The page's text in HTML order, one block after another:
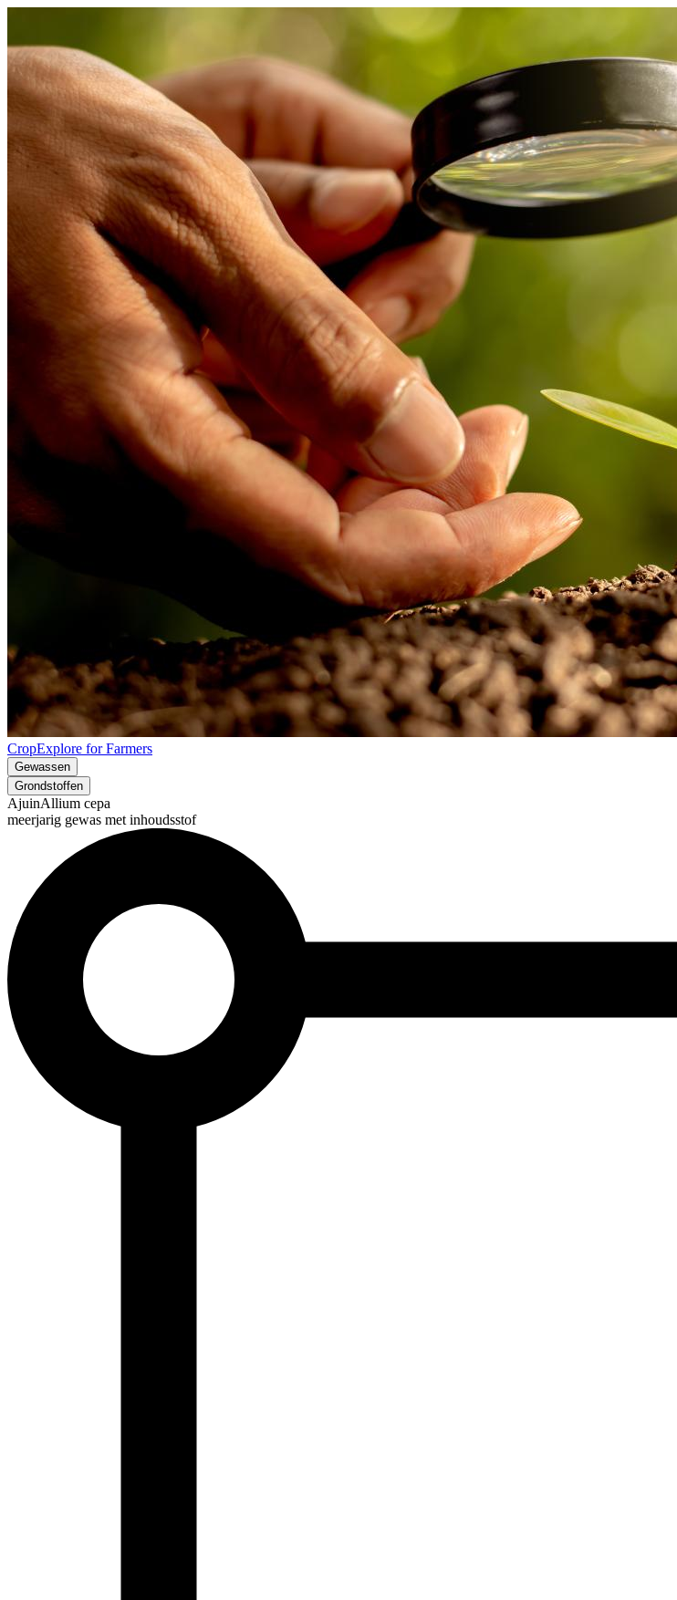
CropExplore for Farmers
Gewassen
Grondstoffen
AjuinAllium cepa
meerjarig gewas met inhoudsstof